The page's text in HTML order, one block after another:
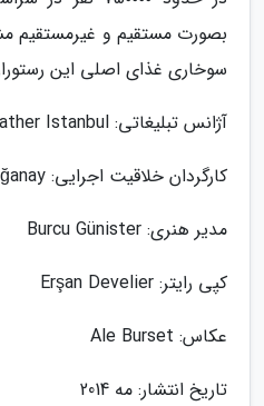
بصورت مستقیم و غیرمستقیم
سوخاری غذای اصلی این
آژانس تبلیغاتی: Ogilvy&Mather Istanbul، استانبول، ترکیه
کارگردان خلاقیت اجرایی: Tolga Büyükdoğanay
مدیر هنری: Burcu Günister
کپی رایتر: Erşan Develier
عکاس: Ale Burset
تاریخ انتشار: مه 2014